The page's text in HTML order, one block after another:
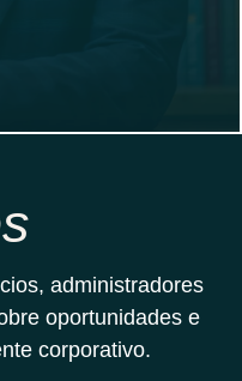
administradores
oportunidades e
corporativo.